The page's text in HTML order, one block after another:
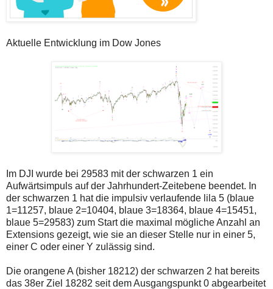
Aktuelle Entwicklung im Dow Jones
Im DJI wurde bei 29583 mit der schwarzen 1 ein
Aufwärtsimpuls auf der Jahrhundert-Zeitebene beendet. In
der schwarzen 1 hat die impulsiv verlaufende lila 5 (blaue
1=11257, blaue 2=10404, blaue 3=18364, blaue 4=15451,
blaue 5=29583) zum Start die maximal mögliche Anzahl an
Extensions gezeigt, wie sie an dieser Stelle nur in einer 5,
einer C oder einer Y zulässig sind.
Die orangene A (bisher 18212) der schwarzen 2 hat bereits
das 38er Ziel 18282 seit dem Ausgangspunkt 0 abgearbeitet